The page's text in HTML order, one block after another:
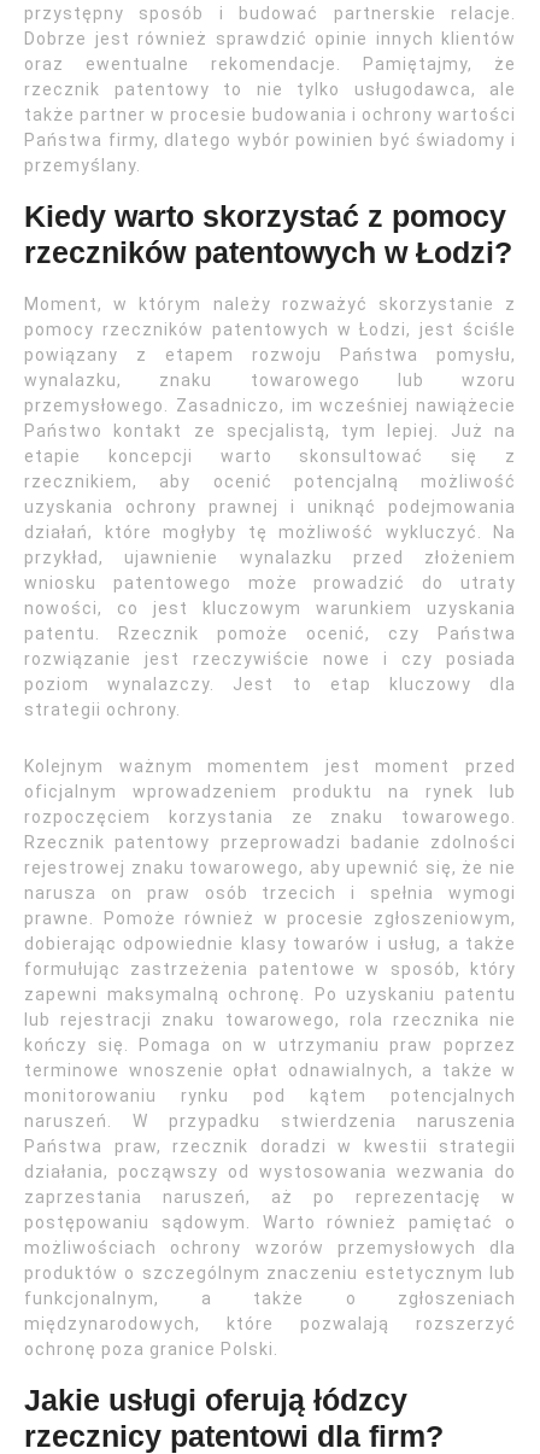
przystępny sposób i budować partnerskie relacje.
Dobrze jest również sprawdzić opinie innych klientów
oraz ewentualne rekomendacje. Pamiętajmy, że
rzecznik patentowy to nie tylko usługodawca, ale
także partner w procesie budowania i ochrony wartości
Państwa firmy, dlatego wybór powinien być świadomy i
przemyślany.
Kiedy warto skorzystać z pomocy
rzeczników patentowych w Łodzi?
Moment, w którym należy rozważyć skorzystanie z
pomocy rzeczników patentowych w Łodzi, jest ściśle
powiązany z etapem rozwoju Państwa pomysłu,
wynalazku, znaku towarowego lub wzoru
przemysłowego. Zasadniczo, im wcześniej nawiążecie
Państwo kontakt ze specjalistą, tym lepiej. Już na
etapie koncepcji warto skonsultować się z
rzecznikiem, aby ocenić potencjalną możliwość
uzyskania ochrony prawnej i uniknąć podejmowania
działań, które mogłyby tę możliwość wykluczyć. Na
przykład, ujawnienie wynalazku przed złożeniem
wniosku patentowego może prowadzić do utraty
nowości, co jest kluczowym warunkiem uzyskania
patentu. Rzecznik pomoże ocenić, czy Państwa
rozwiązanie jest rzeczywiście nowe i czy posiada
poziom wynalazczy. Jest to etap kluczowy dla
strategii ochrony.
Kolejnym ważnym momentem jest moment przed
oficjalnym wprowadzeniem produktu na rynek lub
rozpoczęciem korzystania ze znaku towarowego.
Rzecznik patentowy przeprowadzi badanie zdolności
rejestrowej znaku towarowego, aby upewnić się, że nie
narusza on praw osób trzecich i spełnia wymogi
prawne. Pomoże również w procesie zgłoszeniowym,
dobierając odpowiednie klasy towarów i usług, a także
formułując zastrzeżenia patentowe w sposób, który
zapewni maksymalną ochronę. Po uzyskaniu patentu
lub rejestracji znaku towarowego, rola rzecznika nie
kończy się. Pomaga on w utrzymaniu praw poprzez
terminowe wnoszenie opłat odnawialnych, a także w
monitorowaniu rynku pod kątem potencjalnych
naruszeń. W przypadku stwierdzenia naruszenia
Państwa praw, rzecznik doradzi w kwestii strategii
działania, począwszy od wystosowania wezwania do
zaprzestania naruszeń, aż po reprezentację w
postępowaniu sądowym. Warto również pamiętać o
możliwościach ochrony wzorów przemysłowych dla
produktów o szczególnym znaczeniu estetycznym lub
funkcjonalnym, a także o zgłoszeniach
międzynarodowych, które pozwalają rozszerzyć
ochronę poza granice Polski.
Jakie usługi oferują łódzcy
rzecznicy patentowi dla firm?